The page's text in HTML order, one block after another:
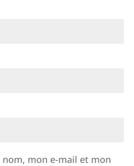
mon e-mail et mon